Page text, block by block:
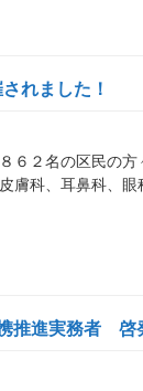
れました！
６２名の区民の
膚科、耳鼻科、
推進実務者 啓